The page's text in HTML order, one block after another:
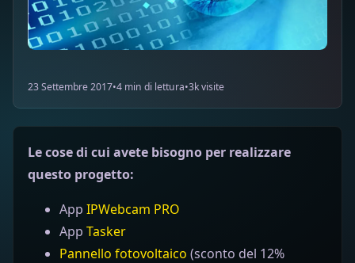
23 Settembre 2017•4 min di lettura•3k visite
Le cose di cui avete bisogno per realizzare
questo progetto:
App IPWebcam PRO
App Tasker
Pannello fotovoltaico (sconto del 12%